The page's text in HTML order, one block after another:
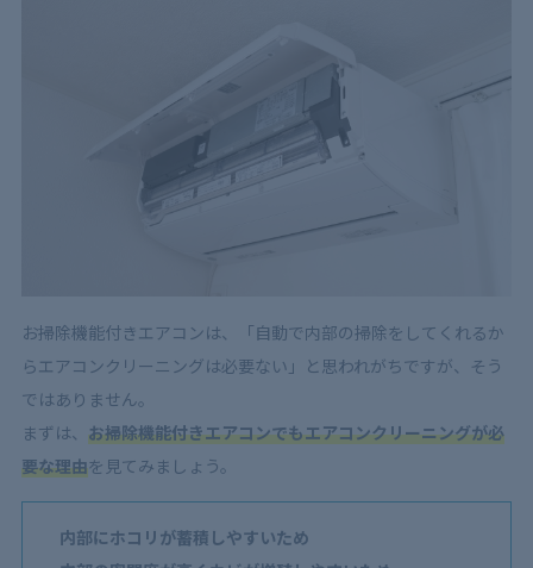
口コミもチェック
確かな技術と知識があるか
お掃除機能付きエアコンクリーニングは定期的に依頼
するとGood！
お掃除機能付きエアコンは、「自動で内部の掃除をしてくれるか
らエアコンクリーニングは必要ない」と思われがちですが、そう
ではありません。
まずは、 お掃除機能付きエアコンでもエアコンクリーニングが必
要な理由を見てみましょう。
内部にホコリが蓄積しやすいため